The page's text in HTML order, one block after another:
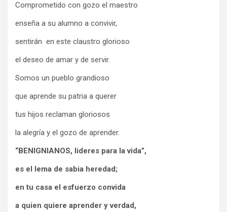
Comprometido con gozo el maestro
enseña a su alumno a convivir,
sentirán en este claustro glorioso
el deseo de amar y de servir.
Somos un pueblo grandioso
que aprende su patria a querer
tus hijos reclaman gloriosos
la alegría y el gozo de aprender.
“BENIGNIANOS, lideres para la vida”,
es el lema de sabia heredad;
en tu casa el esfuerzo convida
a quien quiere aprender y verdad,